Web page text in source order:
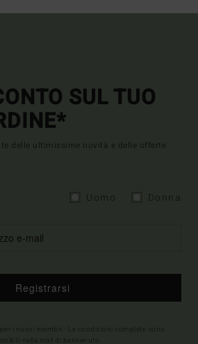
SUL TUO
delle ultimissime novità e delle offerte
Registrarsi